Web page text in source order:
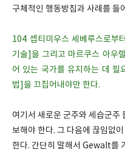
구체적인 행동방침과 사례를 들
104 셉티미우스 세베루스로부
기술]을 그리고 마르쿠스 아우
어 있는 국가를 유지하는 데 필
법]을 끄집어내야만 한다.
여기서 새로운 군주와 세습군주
보해야 한다. 그 다음에 끊임없
한다. 간단히 말해서 Gewalt를